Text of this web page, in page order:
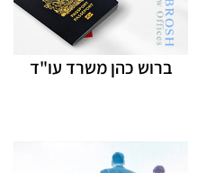
ברוש כהן משרד עו"ד